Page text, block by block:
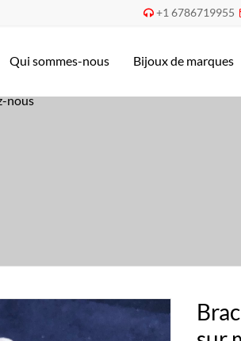
 +1 6786719955
Qui sommes-nous Bijoux de marques
nous